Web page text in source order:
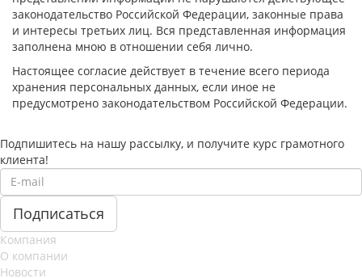
законодательство Российской Федерации, законные права
и интересы третьих лиц. Вся представленная информация
заполнена мною в отношении себя лично.
Настоящее согласие действует в течение всего периода
хранения персональных данных, если иное не
предусмотрено законодательством Российской Федерации.
Подпишитесь на нашу рассылку, и получите курс грамотного
клиента!
Компания
О компании
Новости